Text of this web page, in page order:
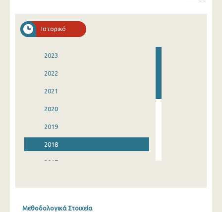
Ιστορικό
2023
2022
2021
2020
2019
2018
2017
Μεθοδολογικά Στοιχεία